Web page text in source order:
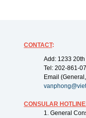
CONTACT:
Add: 1233
Tel: 202-861-
Email
CONSULAR
1. General